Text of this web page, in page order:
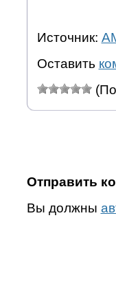
Источник:
Оставить
Отправить
Вы должны